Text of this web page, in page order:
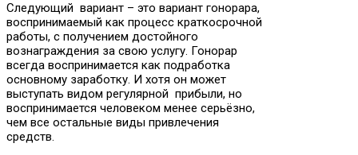
Следующий вариант – это вариант гонорара,
воспринимаемый как процесс краткосрочной
работы, с получением достойного
вознаграждения за свою услугу. Гонорар
всегда воспринимается как подработка
основному заработку. И хотя он может
выступать видом регулярной прибыли, но
воспринимается человеком менее серьёзно,
чем все остальные виды привлечения
средств.